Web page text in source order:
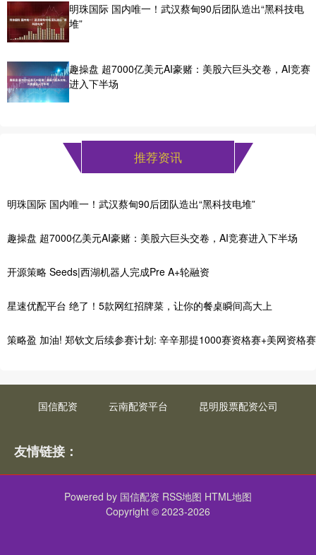
明珠国际 国内唯一！武汉蔡甸90后团队造出“黑科技电
堆”
趣操盘 超7000亿美元AI豪赌：美股六巨头交卷，AI竞赛
进入下半场
推荐资讯
明珠国际 国内唯一！武汉蔡甸90后团队造出“黑科技电堆”
趣操盘 超7000亿美元AI豪赌：美股六巨头交卷，AI竞赛进入下半场
开源策略 Seeds|西湖机器人完成Pre A+轮融资
星速优配平台 绝了！5款网红招牌菜，让你的餐桌瞬间高大上
策略盈 加油! 郑钦文后续参赛计划: 辛辛那提1000赛资格赛+美网资格赛
国信配资 云南配资平台 昆明股票配资公司
友情链接：
Powered by 国信配资 RSS地图 HTML地图
Copyright © 2023-2026